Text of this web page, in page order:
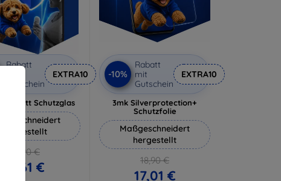
Rabatt
Gutschein
EXTRA10
Matt Schutzglas
hergestellt
12,90 €
11,61 €
-10%
Rabatt
mit
Gutschein
EXTRA10
3mk Silverprotection+
Schutzfolie
Maßgeschneidert
hergestellt
18,90 €
17,01 €